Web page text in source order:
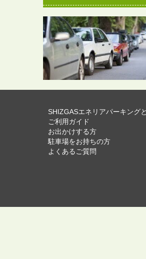
SHIZGASエネリアパーキング
ご利用ガイド
お出かけする方
駐車場をお持ちの方
よくあるご質問